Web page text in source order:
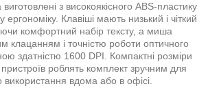
з високоякісного ABS-пластику
Клавіші мають низький і чіткий
комфортний набір тексту, а миша
клацанням і точністю роботи оптичного
здатністю 1600 DPI. Компактні розміри
роблять комплект зручним для
використання вдома або в офісі.